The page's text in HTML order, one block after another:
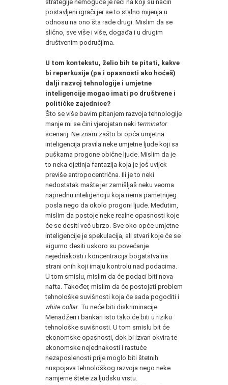
strategije nemoguće je reći na koji su način
postavljeni igrači jer se to stalno mijenja u
odnosu na ono šta rade drugi. Mislim da se
slično, sve više i više, događa i u drugim
društvenim područjima.
U tom kontekstu, želio bih te pitati, kakve
bi reperkusije (pa i opasnosti ako hoćeš)
dalji razvoj tehnologije i umjetne
inteligencije mogao imati po društvene i
političke zajednice?
Što se više bavim pitanjem razvoja tehnologije
manje mi se čini vjerojatan neki terminator
scenarij. Ne znam zašto bi opća umjetna
inteligencija pravila neke umjetne ljude koji sa
puškama progone obične ljude. Mislim da je
to neka djetinja fantazija koja je još uvijek
previše antropocentrična. Ili je to neki
nedostatak mašte jer zamišljaš neku veoma
naprednu inteligenciju koja nema pametnijeg
posla nego da okolo progoni ljude. Međutim,
mislim da postoje neke realne opasnosti koje
će se desiti već ubrzo. Sve oko opće umjetne
inteligencije je spekulacija, ali stvari koje će se
sigurno desiti uskoro su povećanje
nejednakosti i koncentracija bogatstva na
strani onih koji imaju kontrolu nad podacima.
U tom smislu, mislim da će podaci biti nova
nafta. Također, mislim da će postojati problem
tehnološke suvišnosti koja će sada pogoditi i
white collar. Tu neće biti diskriminacije.
Menadžeri i bankari isto tako će biti u riziku
tehnološke suvišnosti. U tom smislu bit će
ekonomske opasnosti, dok bi izvan okvira te
ekonomske nejednakosti i rastuće
nezaposlenosti prije moglo biti štetnih
nuspojava tehnološkog razvoja nego neke
namjerne štete za ljudsku vrstu.